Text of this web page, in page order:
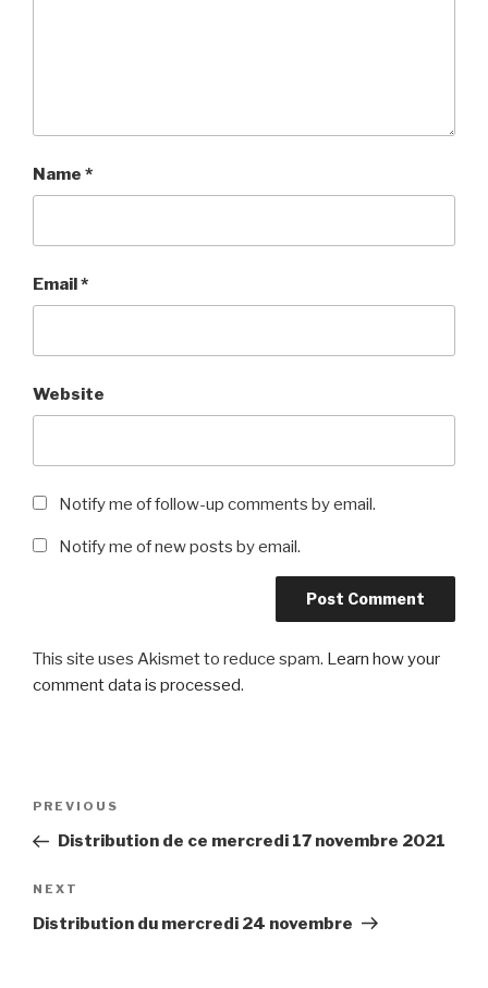
Name *
Email*
Website
Notify me of follow-up comments by email.
Notify me of new posts by email.
This site uses Akismet to reduce spam. Learn how your
comment data is processed.
Previous
Post
PREVIOUS
Distribution de ce mercredi 17 novembre 2021
Next
Post
NEXT
Distribution du mercredi 24 novembre